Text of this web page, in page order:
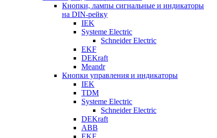
Кнопки, лампы сигнальные и индикаторы
на DIN-рейку
IEK
Systeme Electric
Schneider Electric
EKF
DEKraft
Meandr
Кнопки управления и индикаторы
IEK
TDM
Systeme Electric
Schneider Electric
DEKraft
ABB
EKF